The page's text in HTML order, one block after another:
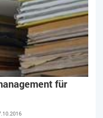
für